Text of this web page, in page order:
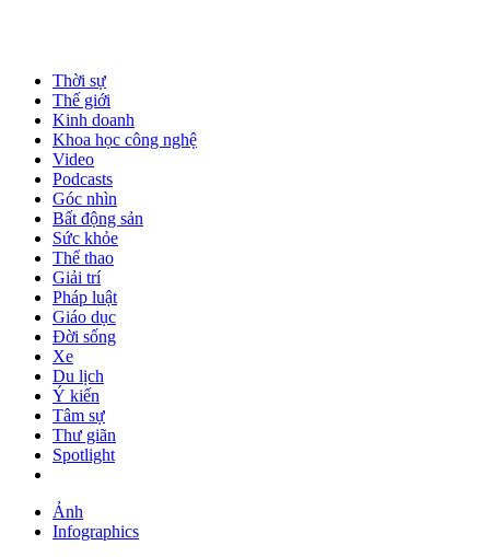
Thời sự
Thế giới
Kinh doanh
Khoa học công nghệ
Video
Podcasts
Góc nhìn
Bất động sản
Sức khỏe
Thể thao
Giải trí
Pháp luật
Giáo dục
Đời sống
Xe
Du lịch
Ý kiến
Tâm sự
Thư giãn
Spotlight
Ảnh
Infographics